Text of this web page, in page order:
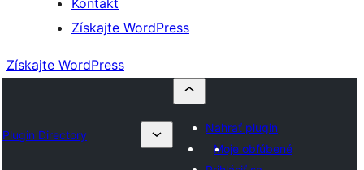
Kontakt
Získajte WordPress
Získajte WordPress
Plugin Directory
Nahrať plugin
Moje obľúbené